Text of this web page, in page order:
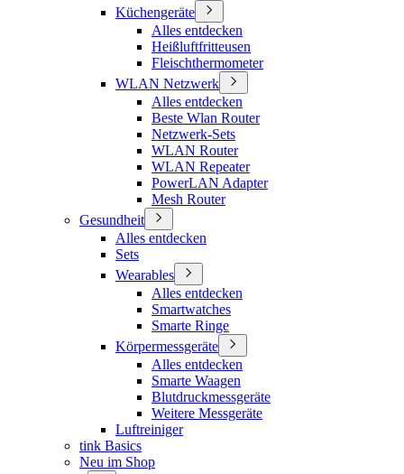
Küchengeräte
Alles entdecken
Heißluftfritteusen
Fleischthermometer
WLAN Netzwerk
Alles entdecken
Beste Wlan Router
Netzwerk-Sets
WLAN Router
WLAN Repeater
PowerLAN Adapter
Mesh Router
Gesundheit
Alles entdecken
Sets
Wearables
Alles entdecken
Smartwatches
Smarte Ringe
Körpermessgeräte
Alles entdecken
Smarte Waagen
Blutdruckmessgeräte
Weitere Messgeräte
Luftreiniger
tink Basics
Neu im Shop